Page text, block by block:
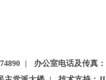
|
办公室电话及传真：